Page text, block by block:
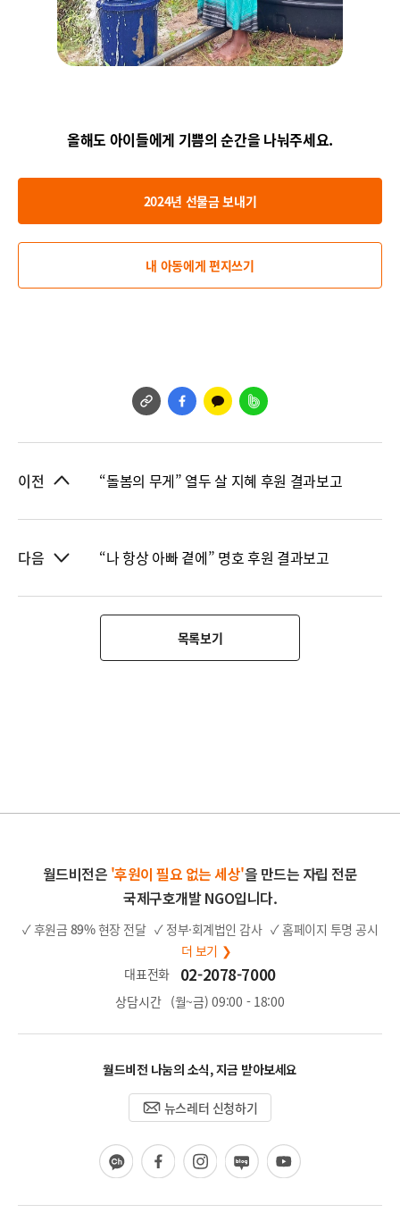
올해도 아이들에게 기쁨의 순간을 나눠주세요.
2024년 선물금 보내기
내 아동에게 편지쓰기
이전 “돌봄의 무게” 열두 살 지혜 후원 결과보고
다음 “나 항상 아빠 곁에” 명호 후원 결과보고
목록보기
월드비전은 '후원이 필요 없는 세상'을 만드는 자립 전문
국제구호개발 NGO입니다.
✓ 후원금 89%현장 전달 ✓ 정부·회계법인 감사 ✓ 홈페이지 투명 공시
더 보기 ❯
대표전화
02-2078-7000
상담시간 (월~금) 09:00 - 18:00
월드비전 나눔의 소식, 지금 받아보세요
뉴스레터 신청하기
카
카
페
이
인
스
블
로
유
튜